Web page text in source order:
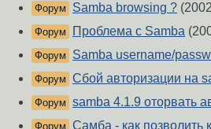
Форум Samba browsing ?
Форум Проблема с Samba
Форум Samba username/
Форум Сбой авторизации на
Форум samba 4.1.9 оторвать
Форум Самба - как позволить